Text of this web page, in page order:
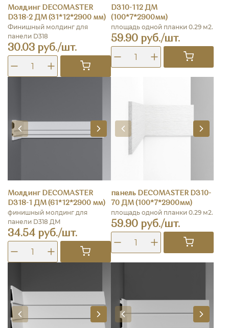
Молдинг DECOMASTER
D318-2 ДМ (31*12*2900 мм)
Финишный молдинг для
панели D318
30.03 руб./шт.
D310-112 ДМ
(100*7*2900мм)
площадь одной планки 0.29 м2.
59.90 руб./шт.
Молдинг DECOMASTER
D318-1 ДМ (61*12*2900 мм)
финишный молдинг для
панели D318 ДМ
34.54 руб./шт.
панель DECOMASTER D310-
70 ДМ (100*7*2900мм)
площадь одной планки 0.29 м2.
59.90 руб./шт.